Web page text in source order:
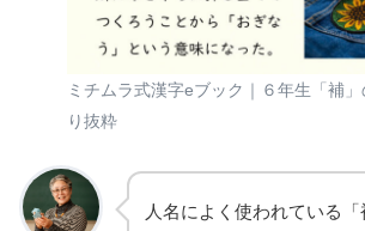
ミチムラ式漢字eブック｜６年生「補」
り抜粋
人名によく使われている